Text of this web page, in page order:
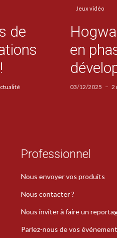
de
Jeux vidéo
en
03/12/2025 2
Professionnel
Nous envoyer vos produits
Nous contacter ?
Nous inviter à faire un
Parlez-nous de vos